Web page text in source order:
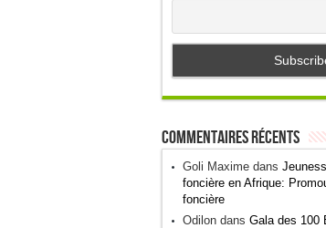
Commentaires récents
Goli Maximedans
foncière en Afrique:
foncière
Odilondans Gala des 100